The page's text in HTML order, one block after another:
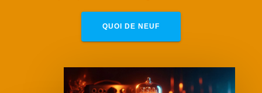
QUOI DE NEUF